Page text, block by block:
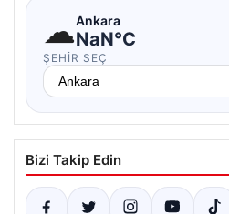
☁Ankara
NaN°C
ŞEHIR SEÇ
Bizi Takip Edin